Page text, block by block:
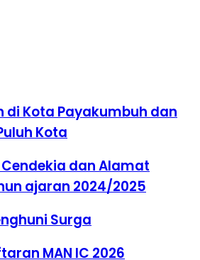
di Kota Payakumbuh dan
Kota
Cendekia dan Alamat
ajaran 2024/2025
Surga
MAN IC 2026